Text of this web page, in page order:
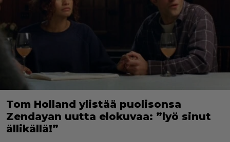
Tom Holland ylistää puolisonsa
Zendayan uutta elokuvaa: ”lyö sinut
ällikällä!”